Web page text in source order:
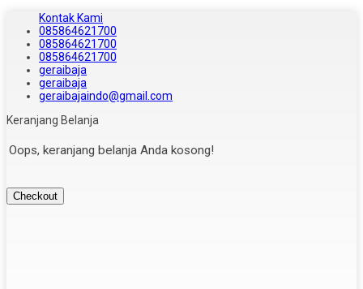
Kontak Kami
085864621700
085864621700
085864621700
geraibaja
geraibaja
geraibajaindo@gmail.com
Keranjang Belanja
Oops, keranjang belanja Anda kosong!
Checkout